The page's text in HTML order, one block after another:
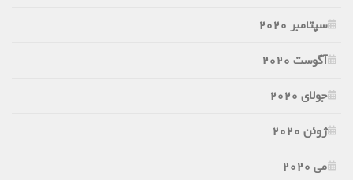
سپتامبر 2020
آگوست 2020
جولای 2020
ژوئن 2020
می 2020